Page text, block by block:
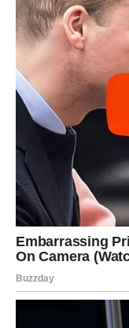
Ljubav –
Odnos postaje
Slobodni Jarac
namere.
Poruka za
Tvoja disciplina
putem.